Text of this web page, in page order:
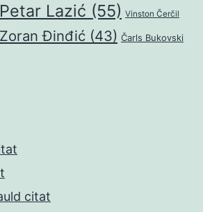
Petar Lazić (55) Vinston Čerčil
Zoran Đinđić (43) Čarls Bukovski
citat